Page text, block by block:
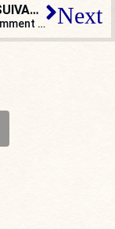
ARTICLE SUIVANT
Ukraine : comment nos internationalistes sont devenus patriotes… sans cesser de donner des leçons Next